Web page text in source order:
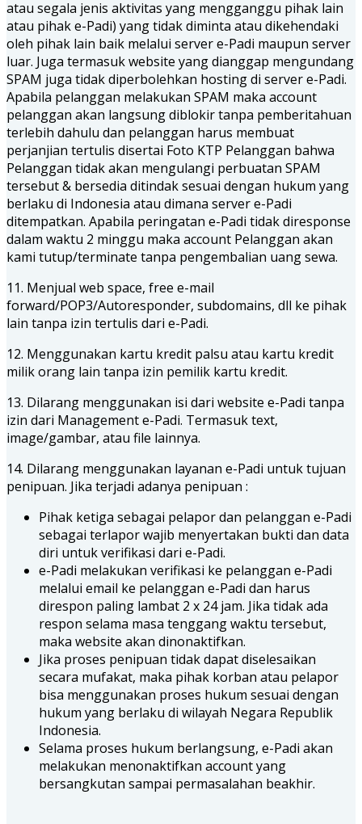
atau segala jenis aktivitas yang mengganggu pihak lain
atau pihak e-Padi) yang tidak diminta atau dikehendaki
oleh pihak lain baik melalui server e-Padi maupun server
luar. Juga termasuk website yang dianggap mengundang
SPAM juga tidak diperbolehkan hosting di server e-Padi.
Apabila pelanggan melakukan SPAM maka account
pelanggan akan langsung diblokir tanpa pemberitahuan
terlebih dahulu dan pelanggan harus membuat
perjanjian tertulis disertai Foto KTP Pelanggan bahwa
Pelanggan tidak akan mengulangi perbuatan SPAM
tersebut & bersedia ditindak sesuai dengan hukum yang
berlaku di Indonesia atau dimana server e-Padi
ditempatkan. Apabila peringatan e-Padi tidak diresponse
dalam waktu 2 minggu maka account Pelanggan akan
kami tutup/terminate tanpa pengembalian uang sewa.
11. Menjual web space, free e-mail
forward/POP3/Autoresponder, subdomains, dll ke pihak
lain tanpa izin tertulis dari e-Padi.
12. Menggunakan kartu kredit palsu atau kartu kredit
milik orang lain tanpa izin pemilik kartu kredit.
13. Dilarang menggunakan isi dari website e-Padi tanpa
izin dari Management e-Padi. Termasuk text,
image/gambar, atau file lainnya.
14. Dilarang menggunakan layanan e-Padi untuk tujuan
penipuan. Jika terjadi adanya penipuan :
Pihak ketiga sebagai pelapor dan pelanggan e-Padi
sebagai terlapor wajib menyertakan bukti dan data
diri untuk verifikasi dari e-Padi.
e-Padi melakukan verifikasi ke pelanggan e-Padi
melalui email ke pelanggan e-Padi dan harus
direspon paling lambat 2 x 24 jam. Jika tidak ada
respon selama masa tenggang waktu tersebut,
maka website akan dinonaktifkan.
Jika proses penipuan tidak dapat diselesaikan
secara mufakat, maka pihak korban atau pelapor
bisa menggunakan proses hukum sesuai dengan
hukum yang berlaku di wilayah Negara Republik
Indonesia.
Selama proses hukum berlangsung, e-Padi akan
melakukan menonaktifkan account yang
bersangkutan sampai permasalahan beakhir.